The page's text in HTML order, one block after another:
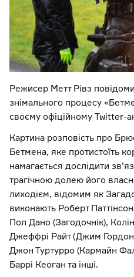
Режисер Метт Рівз
знімального процесу
своєму офіційному Twitter-
Картина розповість про
Бетмена, яке протистоїть
намагається дослідити
трагічною долею його
лиходієм, відомим як
виконають Роберт
Пол Дано (Загодочнік),
Джеффрі Райт (Джим
Джон Туртурро (Кармайн
Баррі Кеоган та інші.